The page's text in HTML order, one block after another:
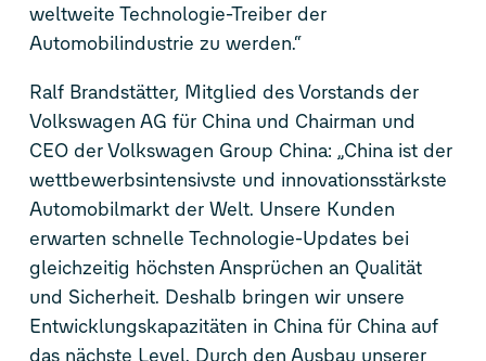
weltweite Technologie-Treiber der
Automobilindustrie zu werden.“
Ralf Brandstätter, Mitglied des Vorstands der
Volkswagen AG für China und Chairman und
CEO der Volkswagen Group China: „China ist der
wettbewerbsintensivste und innovationsstärkste
Automobilmarkt der Welt. Unsere Kunden
erwarten schnelle Technologie-Updates bei
gleichzeitig höchsten Ansprüchen an Qualität
und Sicherheit. Deshalb bringen wir unsere
Entwicklungskapazitäten in China für China auf
das nächste Level. Durch den Ausbau unserer